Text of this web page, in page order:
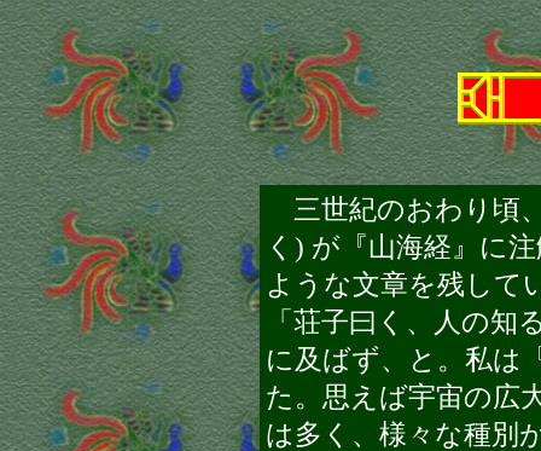
三世紀のおわり頃
く) が『山海経』に
ような文章を残して
「荘子曰く、人の
に及ばず、と。私は
た。思えば宇宙の広
は多く、様々な種別